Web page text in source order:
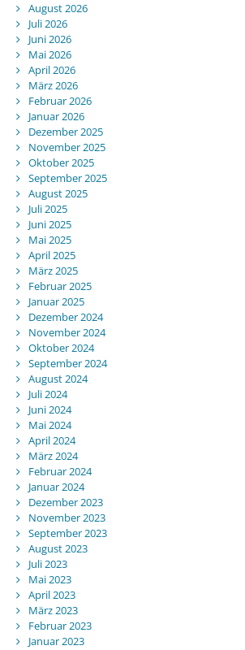
August 2026
Juli 2026
Juni 2026
Mai 2026
April 2026
März 2026
Februar 2026
Januar 2026
Dezember 2025
November 2025
Oktober 2025
September 2025
August 2025
Juli 2025
Juni 2025
Mai 2025
April 2025
März 2025
Februar 2025
Januar 2025
Dezember 2024
November 2024
Oktober 2024
September 2024
August 2024
Juli 2024
Juni 2024
Mai 2024
April 2024
März 2024
Februar 2024
Januar 2024
Dezember 2023
November 2023
September 2023
August 2023
Juli 2023
Mai 2023
April 2023
März 2023
Februar 2023
Januar 2023